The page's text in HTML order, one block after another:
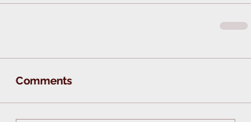
Comments